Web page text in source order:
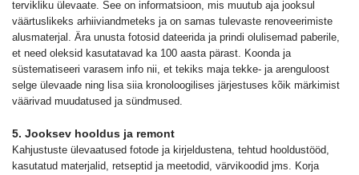
tervikliku ülevaate. See on informatsioon, mis muutub aja jooksul
väärtuslikeks arhiiviandmeteks ja on samas tulevaste renoveerimiste
alusmaterjal. Ära unusta fotosid dateerida ja prindi olulisemad paberile,
et need oleksid kasutatavad ka 100 aasta pärast. Koonda ja
süstematiseeri varasem info nii, et tekiks maja tekke- ja arenguloost
selge ülevaade ning lisa siia kronoloogilises järjestuses kõik märkimist
väärivad muudatused ja sündmused.
5. Jooksev hooldus ja remont
Kahjustuste ülevaatused fotode ja kirjeldustena, tehtud hooldustööd,
kasutatud materjalid, retseptid ja meetodid, värvikoodid jms. Korja